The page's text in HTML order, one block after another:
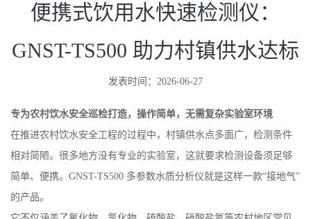
便携式饮用水快速检测仪：
GNST-TS500 助力村镇供水达标
发表时间：2026-06-27
专为农村饮水安全巡检打造，操作简单，无需复杂实验室环境
在推进农村饮水安全工程的过程中，村镇供水点多面广，检测条件
相对简陋。很多地方没有专业的实验室，这就要求检测设备须足够
简单、便携。GNST-TS500 多参数水质分析仪就是这样一款“接地气”
的产品。